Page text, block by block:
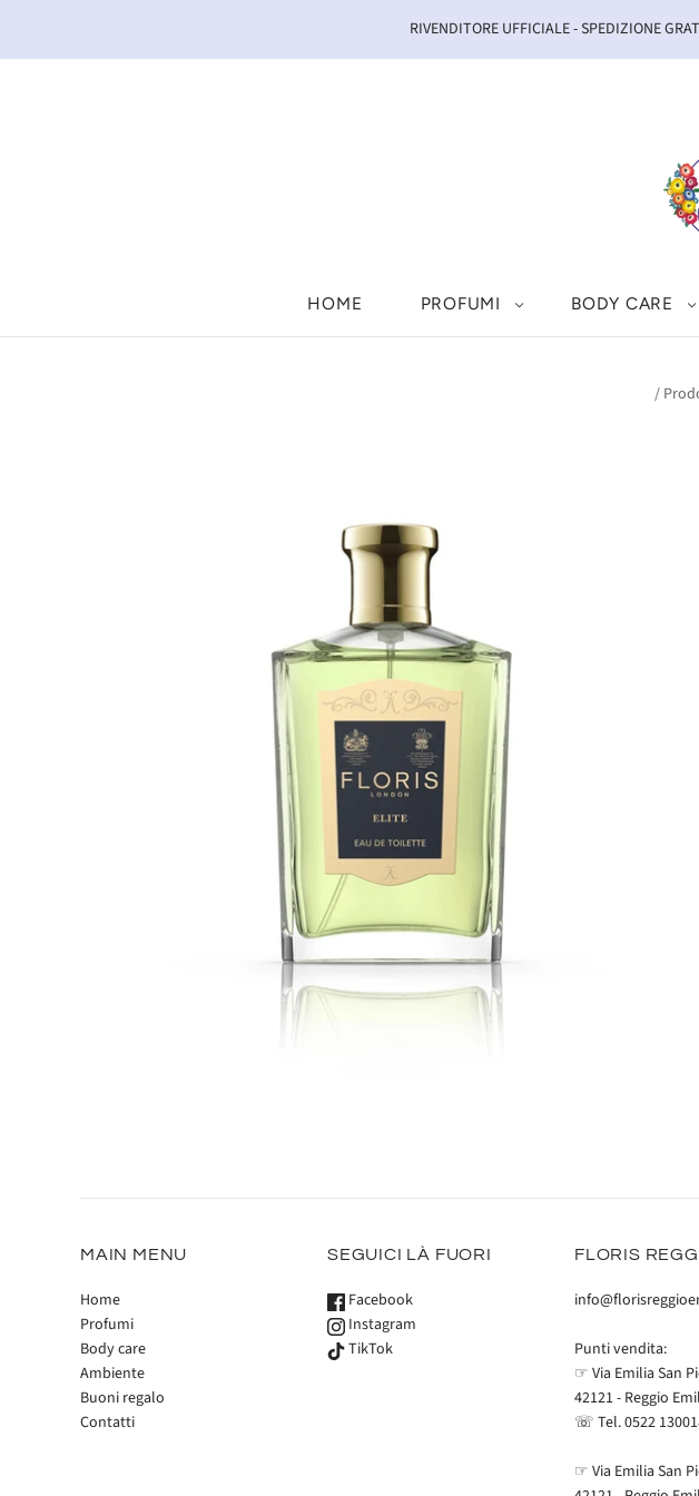
RIVENDITORE UFFICIALE - SPEDIZIONE
HOME PROFUMI BODY CARE
/
MAIN MENU
Home
Profumi
Body care
Ambiente
Buoni regalo
Contatti
SEGUICI LÀ FUORI
Facebook
Instagram
TikTok
FLORIS
Punti vendita:
☞ Via Emilia San
42121 - Reggio
☏ Tel.0522
☞ Via Emilia San